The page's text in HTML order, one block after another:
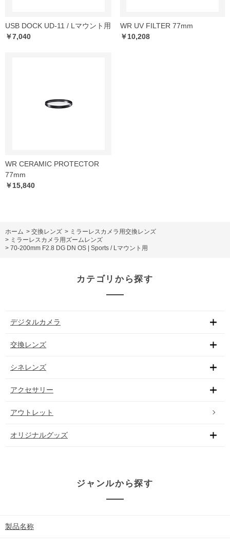
USB DOCK UD-11 / Lマウント用
￥7,040
WR UV FILTER 77mm
￥10,208
WR CERAMIC PROTECTOR
77mm
￥15,840
ホーム > 交換レンズ > ミラーレスカメラ用交換レンズ
> ミラーレスカメラ用ズームレンズ
> 70-200mm F2.8 DG DN OS | Sports / Lマウント用
カテゴリから探す
デジタルカメラ
交換レンズ
シネレンズ
アクセサリー
アウトレット
オリジナルグッズ
ジャンルから探す
製品名称